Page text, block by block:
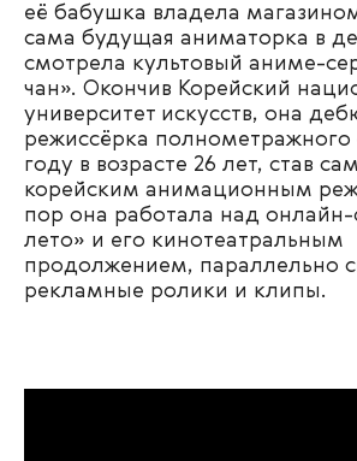
её бабушка владела
сама будущая аниматорка в
смотрела культовый аниме-
чан». Окончив Корейский
университет искусств, она
режиссёрка полнометражного
году в возрасте 26 лет, став
корейским анимационным
пор она работала над
лето» и его кинотеатральным
продолжением, параллельно
рекламные ролики и клипы.